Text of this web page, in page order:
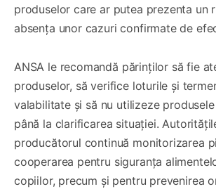
produselor care ar putea prezenta un
absența unor cazuri confirmate de
ANSA le recomandă părinților să fie
produselor, să verifice loturile și
valabilitate și să nu utilizeze
până la clarificarea situației.
producătorul continuă monitorizarea
cooperarea pentru siguranța
copiilor, precum și pentru prevenirea